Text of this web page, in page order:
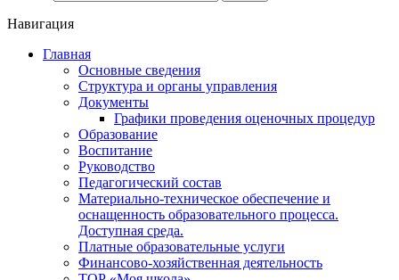
Навигация
Главная
Основные сведения
Структура и органы управления
Документы
Графики проведения оценочных процедур
Образование
Воспитание
Руководство
Педагогический состав
Материально-техническое обеспечение и
оснащенность образовательного процесса.
Доступная среда.
Платные образовательные услуги
Финансово-хозяйственная деятельность